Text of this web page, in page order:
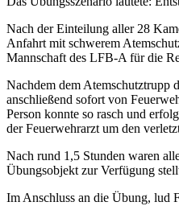
Nach der Einteilung aller 28
Anfahrt mit schwerem
Mannschaft des LFB-A für die
Nachdem dem Atemschutztrupp
anschließend sofort von
Person konnte so rasch und
der Feuerwehrarzt um den
Nach rund 1,5 Stunden waren
Übungsobjekt zur Verfügung
Im Anschluss an die Übung, lud